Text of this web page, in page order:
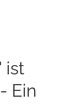
ist
Ein